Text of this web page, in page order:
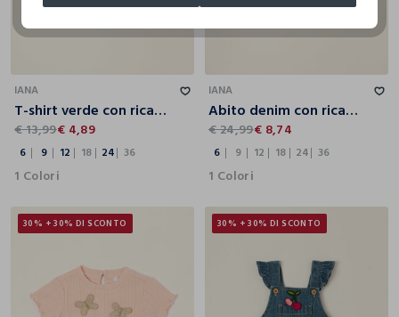
IANA
T-shirt verde con ricami in misto cotone da neonata slim fit
€ 13,99€ 4,89
6 9 12 18 24 36
1 Colori
IANA
Abito denim con ricami ciliegie in puro cotone da neonata
€ 24,99€ 8,74
6 9 12 18 24 36
1 Colori
30% + 30% DI SCONTO 30% + 30% DI SCONTO